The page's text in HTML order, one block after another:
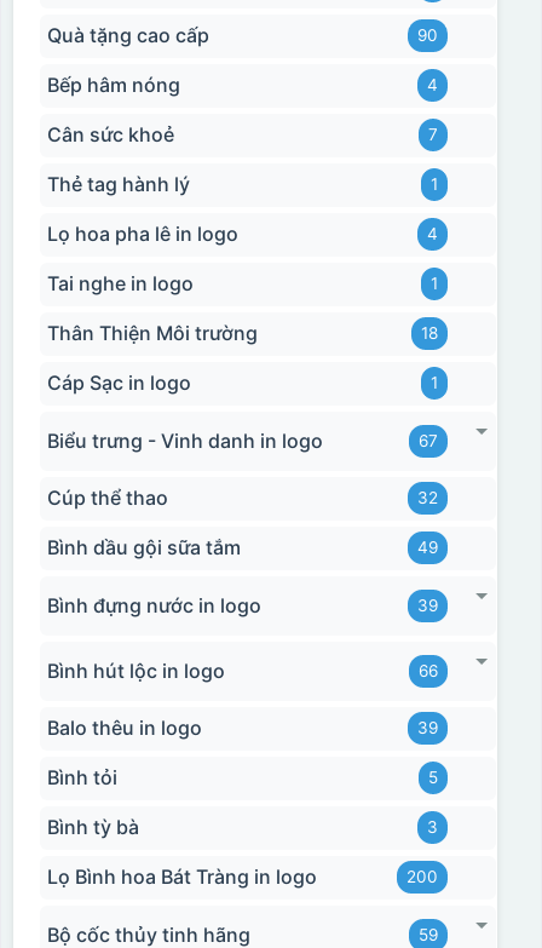
Quà tặng cao cấp 90
Bếp hâm nóng 4
Cân sức khoẻ 7
Thẻ tag hành lý 1
Lọ hoa pha lê in logo 4
Tai nghe in logo 1
Thân Thiện Môi trường 18
Cáp Sạc in logo 1
Biểu trưng - Vinh danh in logo 67
Cúp thể thao 32
Bình dầu gội sữa tắm 49
Bình đựng nước in logo 39
Bình hút lộc in logo 66
Balo thêu in logo 39
Bình tỏi 5
Bình tỳ bà 3
Lọ Bình hoa Bát Tràng in logo 200
Bộ cốc thủy tinh hãng 59